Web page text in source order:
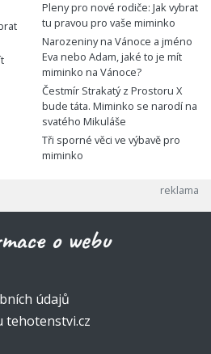
Pleny pro nové rodiče: Jak vybrat
tu pravou pro vaše miminko
Narozeniny na Vánoce a jméno
Eva nebo Adam, jaké to je mít
miminko na Vánoce?
Čestmír Strakatý z Prostoru X
bude táta. Miminko se narodí na
svatého Mikuláše
Tři sporné věci ve výbavě pro
miminko
o webu
údajů
tehotenstvi.cz